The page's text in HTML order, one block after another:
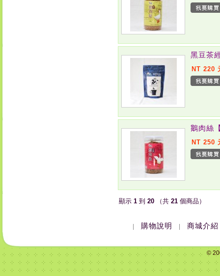
黑豆茶
NT 220
鵝肉絲
NT 250
顯示 1 到 20 （共 21 個商品）
購物說明 商城介紹
©